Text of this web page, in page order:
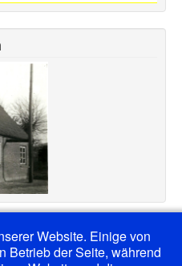
Website. Einige von
Betrieb der Seite, während